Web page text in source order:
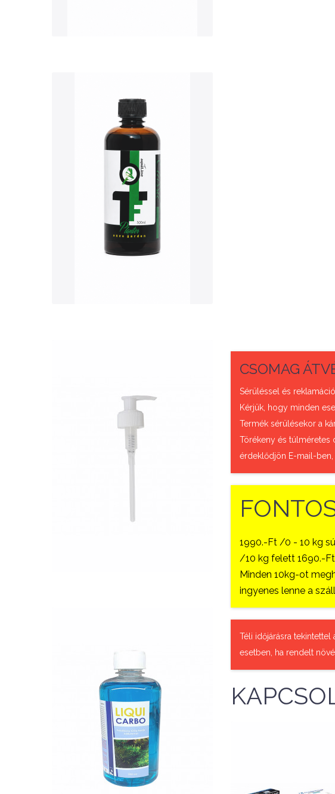
Nettó ár: 3,421 Ft
AquaLine TF Planter
500ml
KOSÁRBA
Nettó ár: 327 Ft
AquaLine folyékony táp
Nettó ár: 2,984 Ft
Liqui Carbo folyékony
CO2 500ml - 25000 liter
vízhez
KOSÁRBA
CSOMAG
Sérüléssel és
Kérjük, hogy minden
Termék sérülésekor a
Törékeny és túlméretes
érdeklődjön E-mail-
1990.-Ft /0 - 10 kg
/10 kg felett 1690.-
Minden 10kg-ot
ingyenes lenne a
Téli időjárásra
esetben, ha rendelt